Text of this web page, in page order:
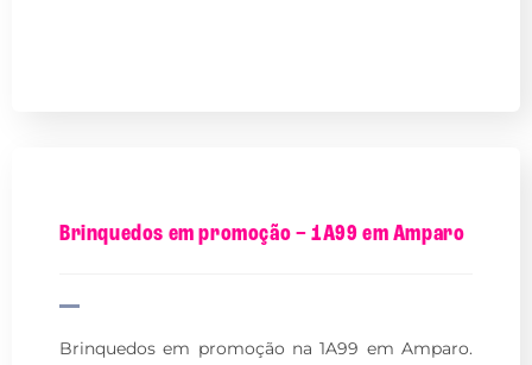
Brinquedos em promoção – 1A99 em Amparo
Brinquedos em promoção na 1A99 em Amparo.